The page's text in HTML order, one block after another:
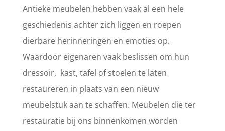
Antieke meubelen hebben vaak al een hele
geschiedenis achter zich liggen en roepen
dierbare herinneringen en emoties op.
Waardoor eigenaren vaak beslissen om hun
dressoir, kast, tafel of stoelen te laten
restaureren in plaats van een nieuw
meubelstuk aan te schaffen. Meubelen die ter
restauratie bij ons binnenkomen worden